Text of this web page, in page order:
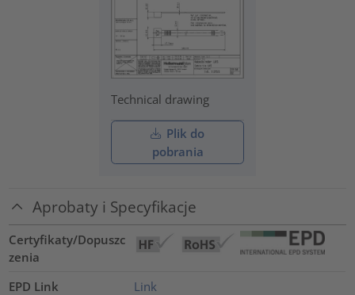
Technical drawing
Plik do
pobrania
Aprobaty i Specyfikacje
Certyfikaty/Dopuszc
zenia
EPD Link
Link